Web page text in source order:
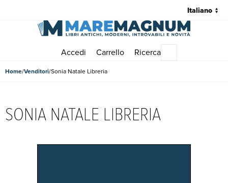
Accedi Carrello Ricerca
Home Venditori Sonia Natale Libreria
SONIA NATALE LIBRERIA